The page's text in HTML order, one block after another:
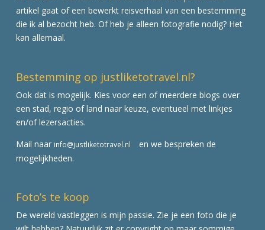
artikel gaat of een bewerkt reisverhaal van een bestemming
die ik al bezocht heb. Of heb je alleen fotografie nodig? Het
kan allemaal.
Bestemming op justliketotravel.nl?
Ook dat is mogelijk. Kies voor een of meerdere blogs over
een stad, regio of land naar keuze, eventueel met linkjes
en/of lezersacties.
Mail naar info@justliketotravel.nl
en we bespreken de
mogelijkheden.
Foto’s te koop
De wereld vastleggen is mijn passie. Zie je een foto die je